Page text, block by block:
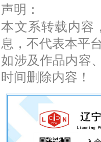
声明：
本文系转载内容
息，不代表本平
如涉及作品内容
时间删除内容！